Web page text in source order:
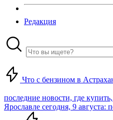
Редакция
Что с бензином в
последние новости, где
Ярославле сегодня, 9 августа: